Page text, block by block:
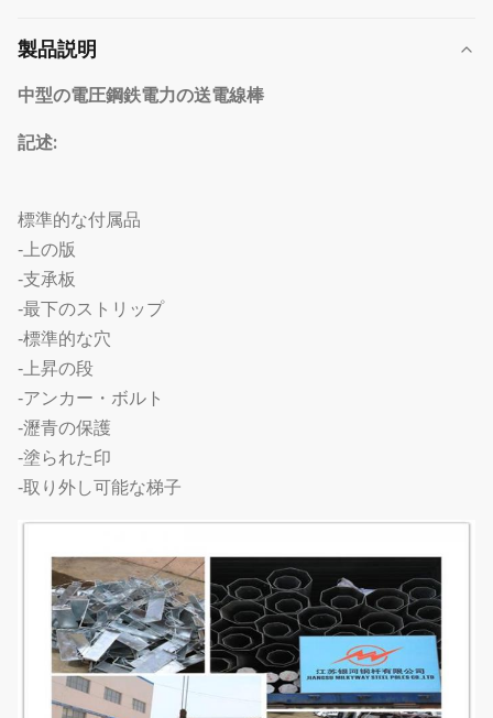
製品説明
中型の電圧鋼鉄電力の送電線棒
記述:
標準的な付属品
-上の版
-支承板
-最下のストリップ
-標準的な穴
-上昇の段
-アンカー・ボルト
-瀝青の保護
-塗られた印
-取り外し可能な梯子